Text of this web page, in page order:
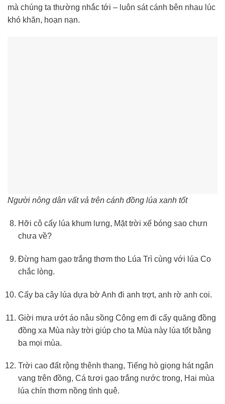
mà chúng ta thường nhắc tới – luôn sát cánh bên nhau lúc
khó khăn, hoạn nạn.
Người nông dân vất vả trên cánh đồng lúa xanh tốt
Hỡi cô cấy lúa khum lưng, Mặt trời xế bóng sao chưn
chưa về?
Đừng ham gạo trắng thơm tho Lúa Trì cùng với lúa Co
chắc lòng.
Cấy ba cây lúa dựa bờ Anh đi anh trợt, anh rờ anh coi.
Giời mưa ướt áo nâu sồng Công em đi cấy quăng đồng
đồng xa Mùa này trời giúp cho ta Mùa này lúa tốt bằng
ba mọi mùa.
Trời cao đất rộng thênh thang, Tiếng hò giọng hát ngân
vang trên đồng, Cá tươi gạo trắng nước trong, Hai mùa
lúa chín thơm nồng tình quê.